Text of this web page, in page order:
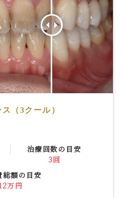
（3クール）
治療回数の目安
3回
総額の目安
万円